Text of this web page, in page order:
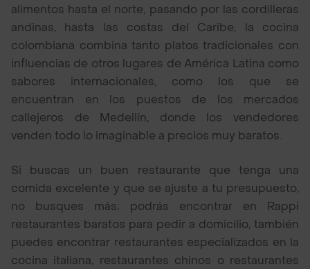
alimentos hasta el norte, pasando por las cordilleras
andinas, hasta las costas del Caribe, la cocina
colombiana combina tanto platos tradicionales con
influencias de otros lugares de América Latina como
sabores internacionales, como los que se
encuentran en los puestos de los mercados
callejeros de Medellín, donde los vendedores
venden todo lo imaginable a precios muy baratos.
Si buscas un buen restaurante que tenga una
comida excelente y que se ajuste a tu presupuesto,
no busques más; podrás encontrar en Rappi
restaurantes baratos para pedir a domicilio, también
puedes encontrar restaurantes especializados en la
cocina italiana, restaurantes chinos o restaurantes